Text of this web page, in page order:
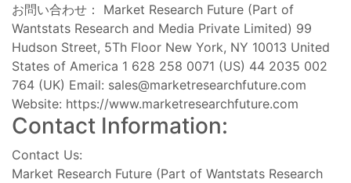
お問い合わせ： Market Research Future (Part of
Wantstats Research and Media Private Limited) 99
Hudson Street, 5Th Floor New York, NY 10013 United
States of America 1 628 258 0071 (US) 44 2035 002
764 (UK) Email: sales@marketresearchfuture.com
Website: https://www.marketresearchfuture.com
Contact Information:
Contact Us:
Market Research Future (Part of Wantstats Research